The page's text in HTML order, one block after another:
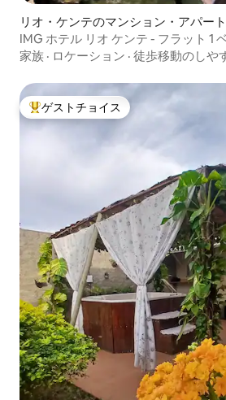
リオ・ケンテのマンション・アパート
IMG ホテル リオ ケンテ - フラット 1
き
家族 · ロケーション · 徒歩移動のしや
大好評のゲストチョイスです。
ゲストチョイス